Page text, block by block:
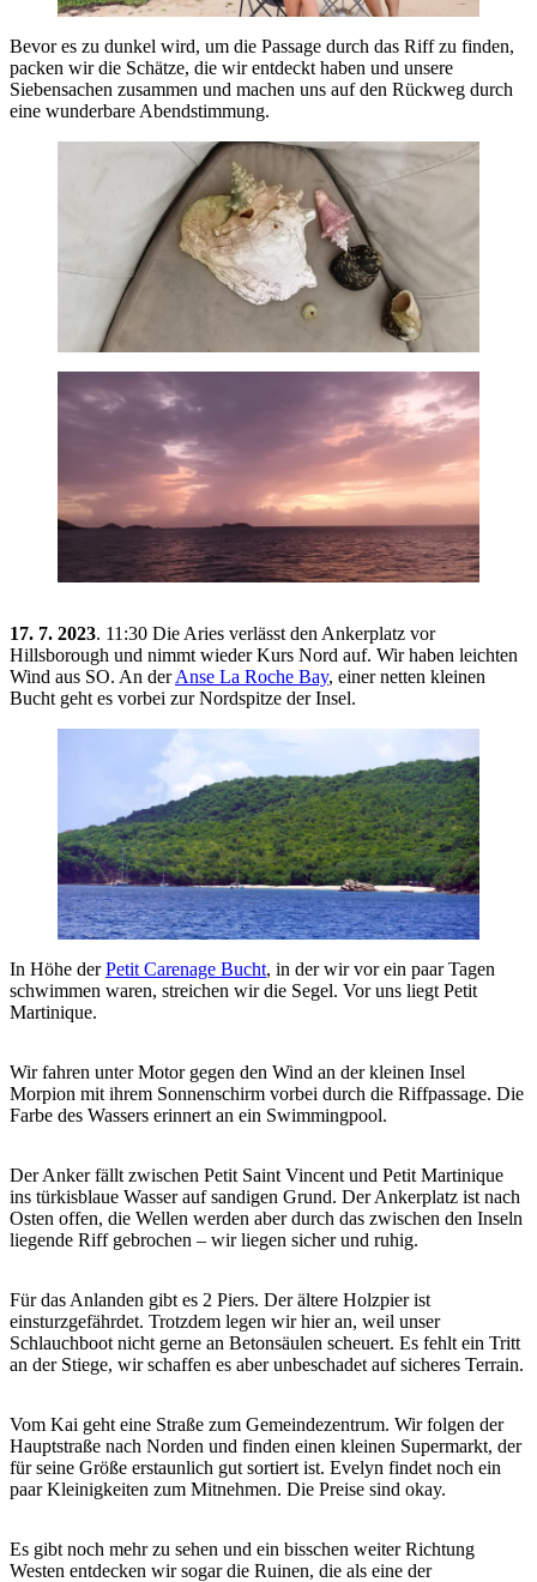
Bevor es zu dunkel wird, um die Passage durch das Riff zu finden,
packen wir die Schätze, die wir entdeckt haben und unsere
Siebensachen zusammen und machen uns auf den Rückweg durch
eine wunderbare Abendstimmung.
17. 7. 2023. 11:30 Die Aries verlässt den Ankerplatz vor
Hillsborough und nimmt wieder Kurs Nord auf. Wir haben leichten
Wind aus SO. An derAnse La Roche Bay, einer netten kleinen
Bucht geht es vorbei zur Nordspitze der Insel.
In Höhe derPetit Carenage Bucht, in der wir vor ein paar Tagen
schwimmen waren, streichen wir die Segel. Vor uns liegt Petit
Martinique.
Wir fahren unter Motor gegen den Wind an der kleinen Insel
Morpion mit ihrem Sonnenschirm vorbei durch die Riffpassage. Die
Farbe des Wassers erinnert an ein Swimmingpool.
Der Anker fällt zwischen Petit Saint Vincent und Petit Martinique
ins türkisblaue Wasser auf sandigen Grund. Der Ankerplatz ist nach
Osten offen, die Wellen werden aber durch das zwischen den Inseln
liegende Riff gebrochen – wir liegen sicher und ruhig.
Für das Anlanden gibt es 2 Piers. Der ältere Holzpier ist
einsturzgefährdet. Trotzdem legen wir hier an, weil unser
Schlauchboot nicht gerne an Betonsäulen scheuert. Es fehlt ein Tritt
an der Stiege, wir schaffen es aber unbeschadet auf sicheres Terrain.
Vom Kai geht eine Straße zum Gemeindezentrum. Wir folgen der
Hauptstraße nach Norden und finden einen kleinen Supermarkt, der
für seine Größe erstaunlich gut sortiert ist. Evelyn findet noch ein
paar Kleinigkeiten zum Mitnehmen. Die Preise sind okay.
Es gibt noch mehr zu sehen und ein bisschen weiter Richtung
Westen entdecken wir sogar die Ruinen, die als eine der